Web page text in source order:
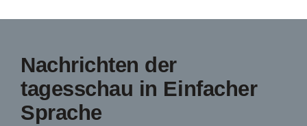
Nachrichten der
tagesschau in Einfacher
Sprache